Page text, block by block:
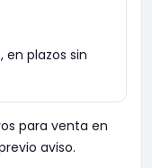
para venta en
aviso.